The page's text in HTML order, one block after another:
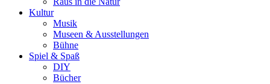
Kultur
Musik
Museen & Ausstellungen
Bühne
Spiel & Spaß
DIY
Bücher